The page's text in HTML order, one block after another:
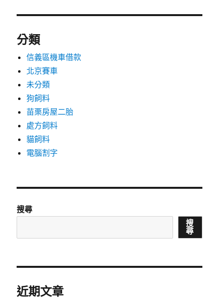
分類
信義區機車借款
北京賽車
未分類
狗飼料
苗栗房屋二胎
處方飼料
貓飼料
電腦割字
搜尋
搜
尋
近期文章